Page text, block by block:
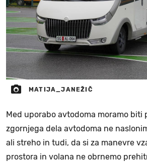
MATIJA_JANEŽIČ
Med uporabo avtodoma moramo biti
zgornjega dela avtodoma ne
ali streho in tudi, da si za manevre
prostora in volana ne obrnemo